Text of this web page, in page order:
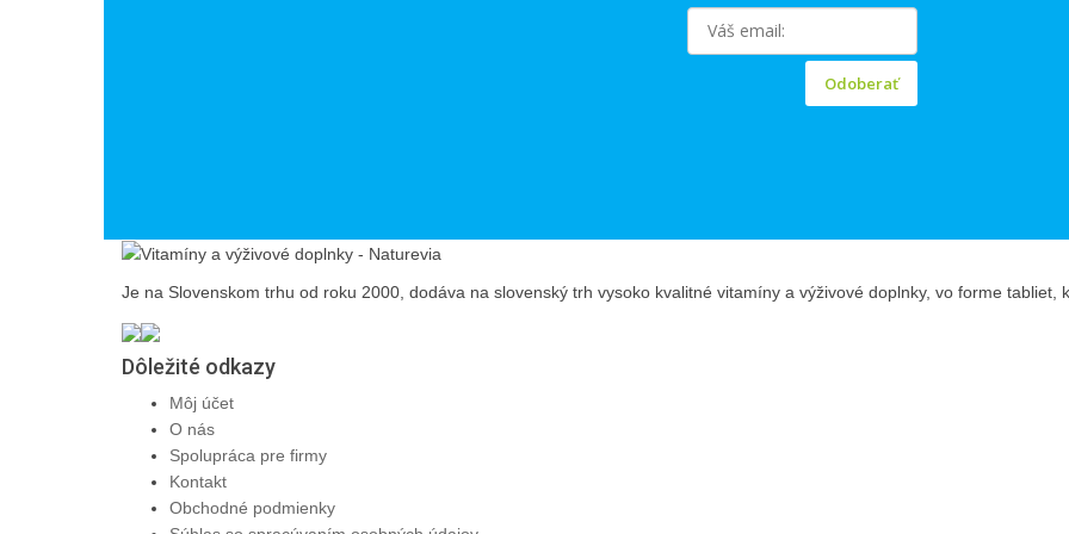
Odoberať
Je na Slovenskom trhu od roku 2000, dodáva na slovenský trh vysoko kvalitné vitamíny a výživové doplnky, vo forme tabliet,
Dôležité odkazy
Môj účet
O nás
Spolupráca pre firmy
Kontakt
Obchodné podmienky